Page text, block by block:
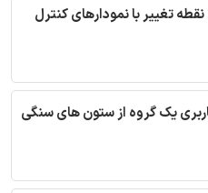
تغییر با نمودارهای کنترل
یک گروه از ستون های سنگی